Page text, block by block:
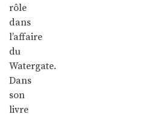
rôle
dans
l’affaire
du
Watergate.
Dans
son
livre